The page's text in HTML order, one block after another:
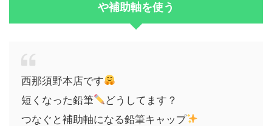
や補助軸を使う
西那須野本店です
短くなった鉛筆
どうしてます？
つなぐと補助軸になる鉛筆キャップ